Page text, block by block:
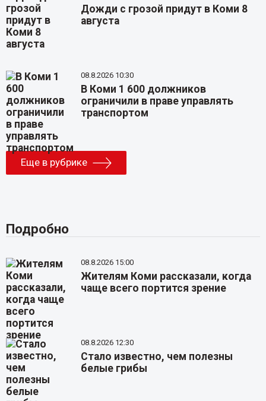
Дожди с грозой придут в Коми 8
августа
08.8.2026 10:30
В Коми 1 600 должников
ограничили в праве управлять
транспортом
Еще в рубрике
Подробно
08.8.2026 15:00
Жителям Коми рассказали, когда
чаще всего портится зрение
08.8.2026 12:30
Стало известно, чем полезны
белые грибы